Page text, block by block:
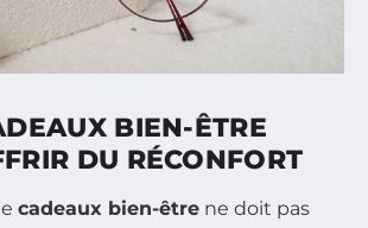
BIEN-ÊTRE
DU RÉCONFORT
cadeaux bien-être ne doit pas